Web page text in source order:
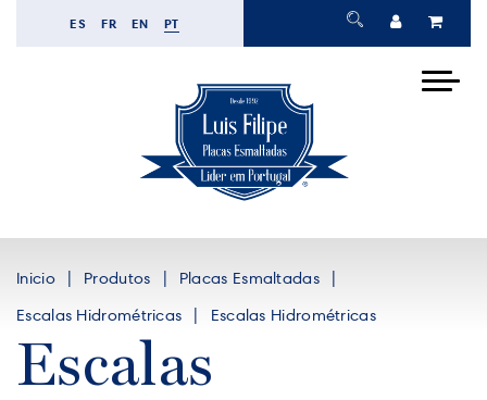
ES FR EN PT
Inicio Produtos
Placas Esmaltadas
Escalas Hidrométricas
Escalas Hidrométricas
Escalas